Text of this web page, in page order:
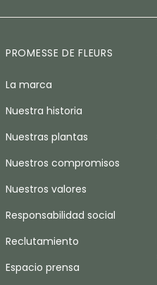
PROMESSE DE FLEURS
La marca
Nuestra historia
Nuestras plantas
Nuestros compromisos
Nuestros valores
Responsabilidad social
Reclutamiento
Espacio prensa